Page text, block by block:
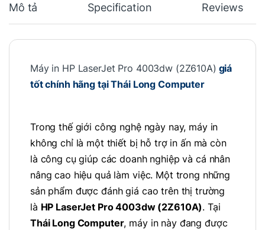
Mô tả Specification Reviews
Máy in HP LaserJet Pro 4003dw (2Z610A) giá
tốt chính hãng tại Thái Long Computer
Trong thế giới công nghệ ngày nay, máy in
không chỉ là một thiết bị hỗ trợ in ấn mà còn
là công cụ giúp các doanh nghiệp và cá nhân
nâng cao hiệu quả làm việc. Một trong những
sản phẩm được đánh giá cao trên thị trường
là HP LaserJet Pro 4003dw (2Z610A). Tại
Thái Long Computer, máy in này đang được